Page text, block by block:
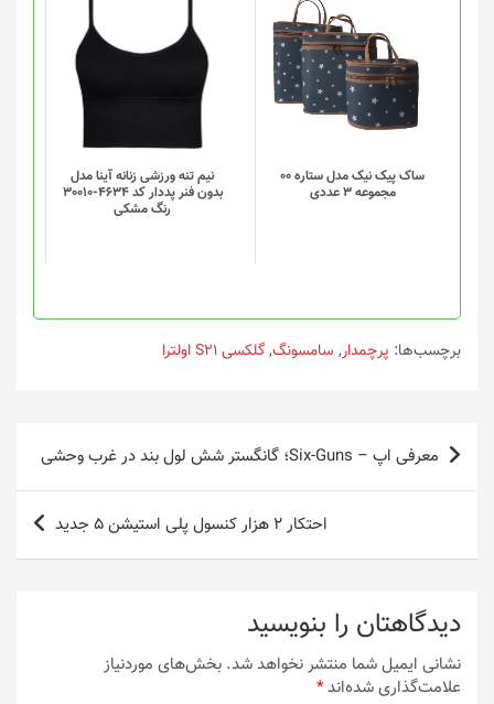
ساک پیک نیک مدل ستاره 00
مجموعه 3 عددی
این
محصول
دارای
انواع
مختلفی
گزینه
ها
محصول
انتخاب
شوند
نیم تنه ورزشی زنانه آینا مدل
بدون فنر پددار کد 4634-30010
رنگ مشکی
محصول
دارای
باشد.
گزینه
ها
ممکن
محصول
برچسب‌ها: پرچمدار, سامسونگ,گلکسی S21 اولترا
راهبری
نوشته
معرفی اپ – Six-Guns؛ گانگستر شش لول بند در غرب وحشی
احتکار 2 هزار کنسول پلی‌ استیشن 5 جدید
دیدگاهتان را بنویسید
نشانی ایمیل شما منتشر نخواهد شد. بخش‌های موردنیاز
علامت‌گذاری شده‌اند*